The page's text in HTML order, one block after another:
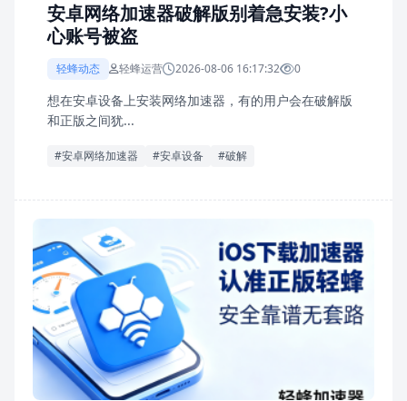
安卓网络加速器破解版别着急安装?小
心账号被盗
轻蜂动态 轻蜂运营 2026-08-06 16:17:32 0
想在安卓设备上安装网络加速器，有的用户会在破解版
和正版之间犹...
#安卓网络加速器 #安卓设备 #破解